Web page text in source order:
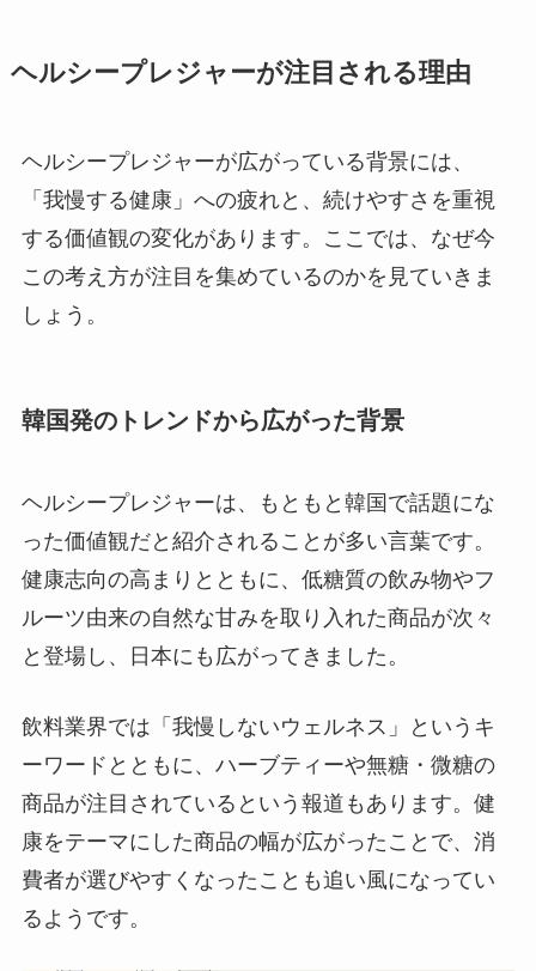
ヘルシープレジャーが注目される理由
ヘルシープレジャーが広がっている背景には、
「我慢する健康」への疲れと、続けやすさを重視
する価値観の変化があります。ここでは、なぜ今
この考え方が注目を集めているのかを見ていきま
しょう。
韓国発のトレンドから広がった背景
ヘルシープレジャーは、もともと韓国で話題にな
った価値観だと紹介されることが多い言葉です。
健康志向の高まりとともに、低糖質の飲み物やフ
ルーツ由来の自然な甘みを取り入れた商品が次々
と登場し、日本にも広がってきました。
飲料業界では「我慢しないウェルネス」というキ
ーワードとともに、ハーブティーや無糖・微糖の
商品が注目されているという報道もあります。健
康をテーマにした商品の幅が広がったことで、消
費者が選びやすくなったことも追い風になってい
るようです。